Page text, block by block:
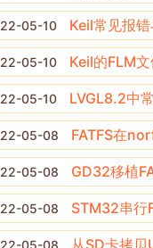
05-10 Keil常见报
05-10 Keil的FLM
05-10 LVGL8.2中
05-08 FATFS在
05-08 GD32移植
05-08 STM32串行
05-08 从SD卡拷贝